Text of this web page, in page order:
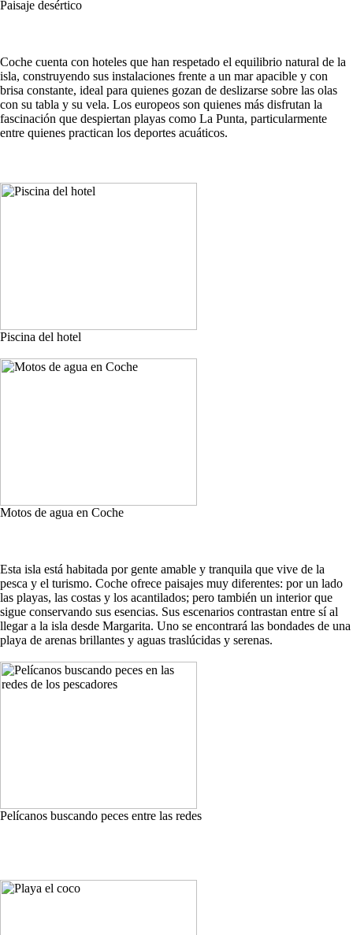
Paisaje desértico
Coche cuenta con hoteles que han respetado el equilibrio natural de la
isla, construyendo sus instalaciones frente a un mar apacible y con
brisa constante, ideal para quienes gozan de deslizarse sobre las olas
con su tabla y su vela. Los europeos son quienes más disfrutan la
fascinación que despiertan playas como La Punta, particularmente
entre quienes practican los deportes acuáticos.
Piscina del hotel
Motos de agua en Coche
Esta isla está habitada por gente amable y tranquila que vive de la
pesca y el turismo. Coche ofrece paisajes muy diferentes: por un lado
las playas, las costas y los acantilados; pero también un interior que
sigue conservando sus esencias. Sus escenarios contrastan entre sí al
llegar a la isla desde Margarita. Uno se encontrará las bondades de una
playa de arenas brillantes y aguas traslúcidas y serenas.
Pelícanos buscando peces entre las redes